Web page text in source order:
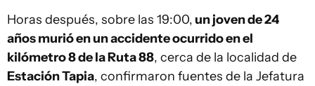
Horas después, sobre las 19:00, un joven de 24
años murió en un accidente ocurrido en el
kilómetro 8 de la Ruta 88, cerca de la localidad de
Estación Tapia, confirmaron fuentes de la Jefatura